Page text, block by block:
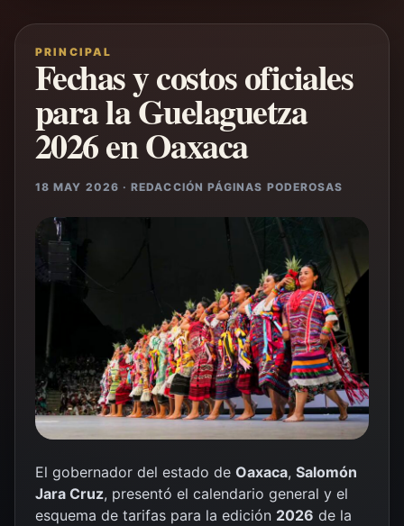
PRINCIPAL
Fechas y costos oficiales
para la Guelaguetza
2026 en Oaxaca
18 MAY 2026 · REDACCIÓN PÁGINAS PODEROSAS
El gobernador del estado de Oaxaca, Salomón
Jara Cruz, presentó el calendario general y el
esquema de tarifas para la edición 2026 de la